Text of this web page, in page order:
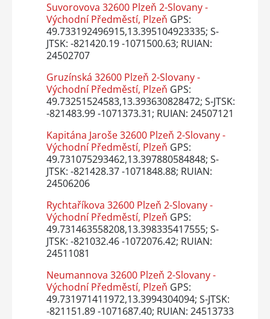
Suvorovova 32600 Plzeň 2-Slovany -
Východní Předměstí, Plzeň GPS:
49.733192496915,13.395104923335; S-
JTSK: -821420.19 -1071500.63; RUIAN:
24502707
Gruzínská 32600 Plzeň 2-Slovany -
Východní Předměstí, Plzeň GPS:
49.73251524583,13.393630828472; S-JTSK:
-821483.99 -1071373.31; RUIAN: 24507121
Kapitána Jaroše 32600 Plzeň 2-Slovany -
Východní Předměstí, Plzeň GPS:
49.731075293462,13.397880584848; S-
JTSK: -821428.37 -1071848.88; RUIAN:
24506206
Rychtaříkova 32600 Plzeň 2-Slovany -
Východní Předměstí, Plzeň GPS:
49.731463558208,13.398335417555; S-
JTSK: -821032.46 -1072076.42; RUIAN:
24511081
Neumannova 32600 Plzeň 2-Slovany -
Východní Předměstí, Plzeň GPS:
49.731971411972,13.3994304094; S-JTSK:
-821151.89 -1071687.40; RUIAN: 24513733